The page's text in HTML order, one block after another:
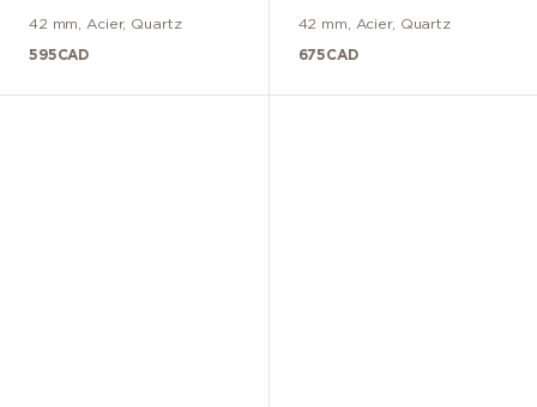
42 mm Acier, Quartz
595CAD
42 mm Acier, Quartz
675CAD